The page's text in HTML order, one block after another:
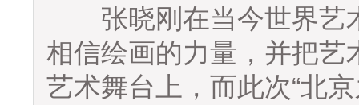
张晓刚在当今世界艺
相信绘画的力量，并把艺
艺术舞台上，而此次“北